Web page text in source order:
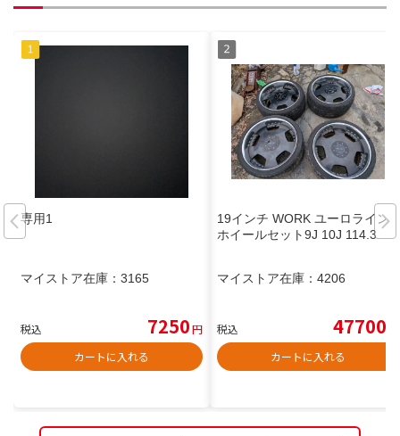
専用1
マイストア在庫： 3165
税込 7250円
カートに入れる
19インチ WORK ユーロライン
ホイールセット9J 10J 114.3
マイストア在庫： 4206
税込 47700
カートに入れる